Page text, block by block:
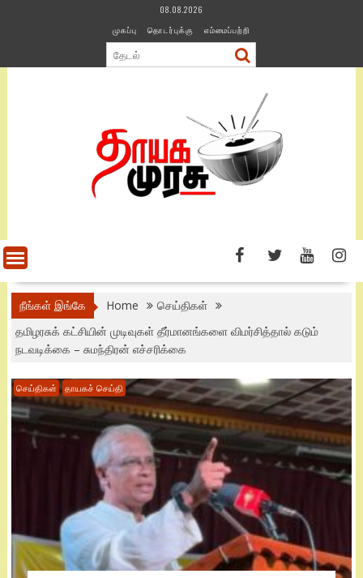
08.08.2026
முகப்பு
தொடர்புக்கு எம்மைப்பற்றி
நீங்கள் இங்கே Home
செய்திகள்
தமிழரசுக் கட்சியின் முடிவுகள் தீர்மானங்களை விமர்சித்தால் கடும்
நடவடிக்கை – சுமந்திரன் எச்சரிக்கை
செய்திகள் தாயகச் செய்தி